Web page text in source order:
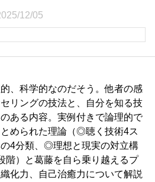
12/05
、科学的なのだそう。他者の感
リングの技法と、自分を知る技
ある内容。実例付きで論理的で
められた理論（◎聴く技術4ス
4分類、◎理想と現実の対立構
）と葛藤を自ら乗り越えるプ
化力、自己治癒力について解説